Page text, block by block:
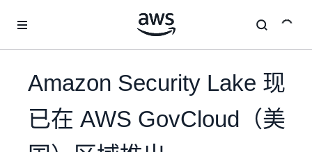
Amazon Security Lake 现
已在 AWS GovCloud（美